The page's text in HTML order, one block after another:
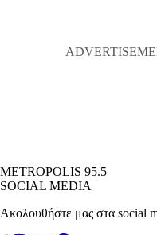
METROPOLIS 95.5
SOCIAL MEDIA
Ακολουθήστε μας στα social